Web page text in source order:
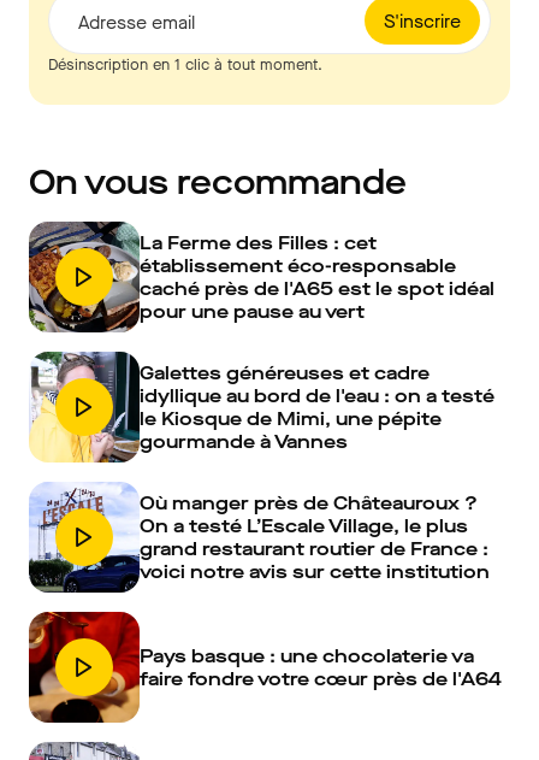
S'inscrire
Adresse email
Désinscription en 1 clic à tout moment.
On vous recommande
La Ferme des Filles : cet
établissement éco-responsable
caché près de l'A65 est le spot idéal
pour une pause au vert
Galettes généreuses et cadre
idyllique au bord de l'eau : on a testé
le Kiosque de Mimi, une pépite
gourmande à Vannes
Où manger près de Châteauroux ?
On a testé L’Escale Village, le plus
grand restaurant routier de France :
voici notre avis sur cette institution
Pays basque : une chocolaterie va
faire fondre votre cœur près de l'A64